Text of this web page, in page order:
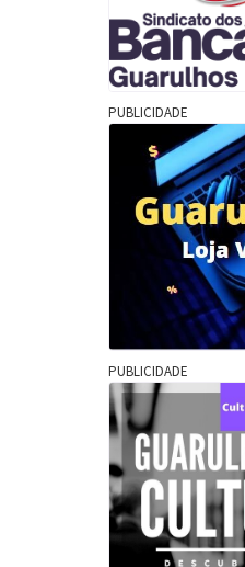
PUBLICIDADE
PUBLICIDADE